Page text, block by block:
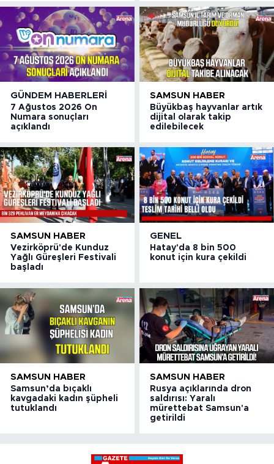
GÜNDEM HABERLERI
7 Ağustos 2026 On
Numara sonuçları
açıklandı
SAMSUN HABER
Büyükbaş hayvanlar artık
dijital olarak takip
edilebilecek
SAMSUN HABER
Vezirköprü'de Kunduz
Yağlı Güreşleri Festivali
başladı
GENEL
Hatay'da 8 bin 500
konut için kura çekildi
SAMSUN HABER
Samsun’da bıçaklı
kavgadaki kadın şüpheli
tutuklandı
SAMSUN HABER
Rusya açıklarında dron
saldırısı: Yaralı
mürettebat Samsun'a
getirildi